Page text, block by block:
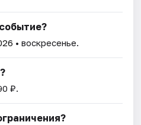
• воскресенье.
₽.